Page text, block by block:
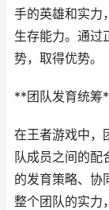
手的英雄和实力
生存能力。通过
势，取得优势。
**团队发育统筹
在王者游戏中，
队成员之间的配
的发育策略、协
整个团队的实力